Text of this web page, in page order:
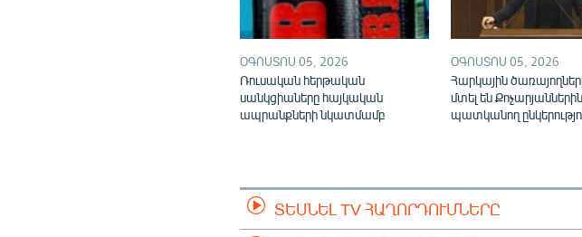
ՕԳՈՍՏՈՍ 05, 2026
Ռուսական հերթական
սանկցիաները հայկական
ապրանքների նկատմամբ
ՕԳՈՍՏՈՍ 05, 2026
Հարկային
մտել են Քոչարյաններին
պատկանող
ՏԵՍՆԵԼ TV ՀԱՂՈՐԴՈՒՄՆԵՐԸ